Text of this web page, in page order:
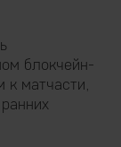
блoкчeйн-
к матчасти,